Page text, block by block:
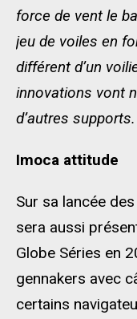
force de vent le
jeu de voiles en
différent d’un
innovations vont
d’autres
Imoca attitude
Sur sa lancée
sera aussi
Globe Séries en
gennakers avec
certains